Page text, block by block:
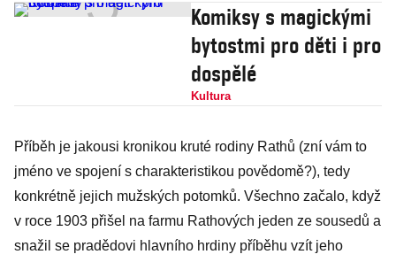
Komiksy s magickými
bytostmi pro děti i pro
dospělé
Kultura
Příběh je jakousi kronikou kruté rodiny Rathů (zní vám to
jméno ve spojení s charakteristikou povědomě?), tedy
konkrétně jejich mužských potomků. Všechno začalo, když
v roce 1903 přišel na farmu Rathových jeden ze sousedů a
snažil se pradědovi hlavního hrdiny příběhu vzít jeho